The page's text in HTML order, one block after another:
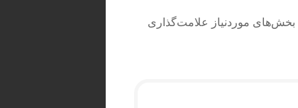
بخش‌های موردنیاز علامت‌گذاری